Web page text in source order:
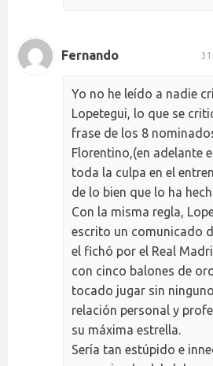
Fernando
Yo no he leído a nadie
Lopetegui, lo que se
frase de los 8
Florentino,(en adelante
toda la culpa en el
de lo bien que lo ha
Con la misma regla,
escrito un comunicado
el fichó por el Real
con cinco balones de
tocado jugar sin
relación personal y
su máxima estrella.
Sería tan estúpido e